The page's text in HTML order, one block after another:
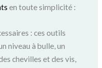
en toute simplicité :
: ces outils
niveau à bulle, un
chevilles et des vis,